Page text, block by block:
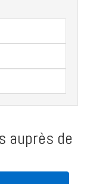
auprès de